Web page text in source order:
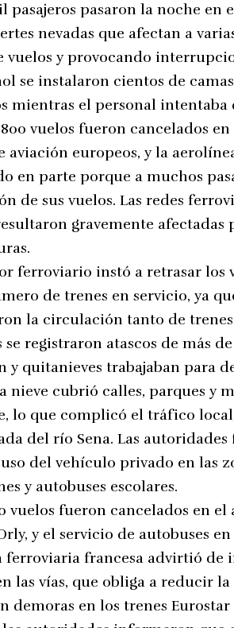
pasajeros pasaron la noche
nevadas que afectan a
vuelos y provocando
se instalaron cientos de
mientras el personal intentaba
vuelos fueron cancelados
aviación europeos, y la
en parte porque a muchos
de sus vuelos. Las redes
gravemente afectadas
ferroviario instó a retrasar los
de trenes en servicio, ya
la circulación tanto de
se registraron atascos de más
y quitanieves trabajaban para
nieve cubrió calles, parques y
lo que complicó el tráfico
del río Sena. Las autoridades
del vehículo privado en las
y autobuses escolares.
vuelos fueron cancelados en
y el servicio de autobuses
ferroviaria francesa advirtió de
las vías, que obliga a reducir
demoras en los trenes Eurostar